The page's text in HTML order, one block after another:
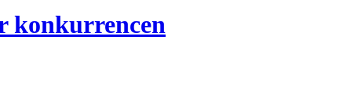
konkurrencen